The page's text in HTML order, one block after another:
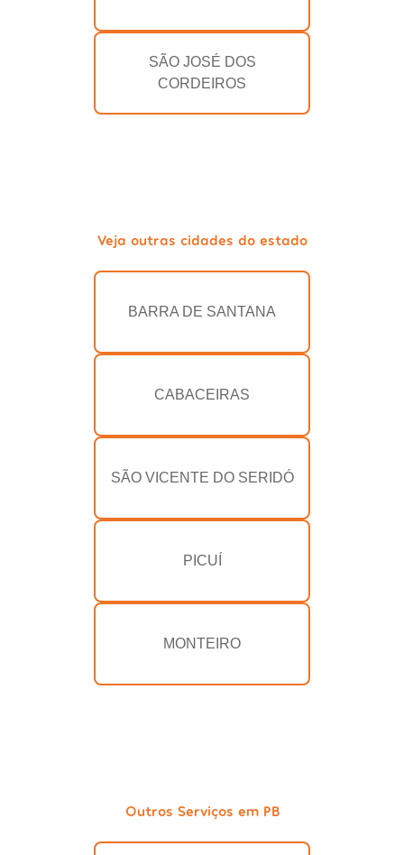
SÃO JOSÉ DOS
CORDEIROS
Veja outras cidades do estado
BARRA DE SANTANA
CABACEIRAS
SÃO VICENTE DO SERIDÓ
PICUÍ
MONTEIRO
Outros Serviços em PB